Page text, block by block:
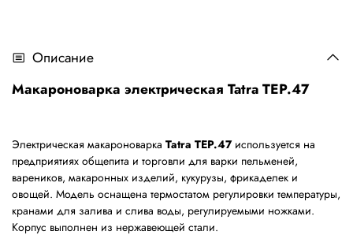
Описание
Макароноварка электрическая Tatra TEP.47
Электрическая макароноварка Tatra TEP.47используется на
предприятиях общепита и торговли для варки пельменей,
вареников, макаронных изделий, кукурузы, фрикаделек и
овощей. Модель оснащена термостатом регулировки температуры,
кранами для залива и слива воды, регулируемыми ножками.
Корпус выполнен из нержавеющей стали.